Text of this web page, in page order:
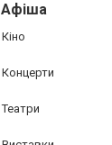
Афіша
Кіно
Концерти
Театри